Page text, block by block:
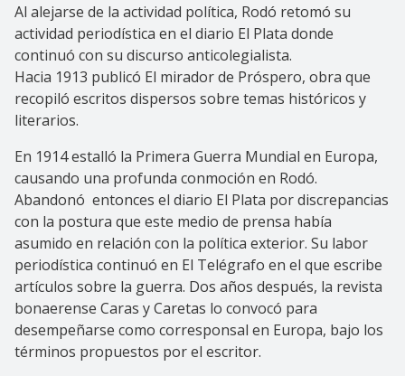
Al alejarse de la actividad política, Rodó retomó su
actividad periodística en el diario El Plata donde
continuó con su discurso anticolegialista.
Hacia 1913 publicó El mirador de Próspero, obra que
recopiló escritos dispersos sobre temas históricos y
literarios.
En 1914 estalló la Primera Guerra Mundial en Europa,
causando una profunda conmoción en Rodó.
Abandonó entonces el diario El Plata por discrepancias
con la postura que este medio de prensa había
asumido en relación con la política exterior. Su labor
periodística continuó en El Telégrafo en el que escribe
artículos sobre la guerra. Dos años después, la revista
bonaerense Caras y Caretas lo convocó para
desempeñarse como corresponsal en Europa, bajo los
términos propuestos por el escritor.